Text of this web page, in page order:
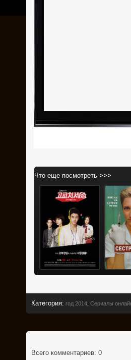
Что еще посмотреть >>>
Категория: год 2014 Сериалы
Всего комментариев: 0